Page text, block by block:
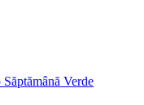
Verde